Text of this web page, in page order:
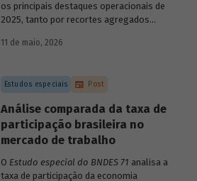
os principais destaques operacionais de
2025, tanto por recortes agregados
específicas do Banco.
11 de maio, 2026
Estudos especiais Post
Análise comparada da taxa de
participação brasileira no
mercado de trabalho
O Estudo especial do BNDES 71 analisa a
taxa de participação da economia